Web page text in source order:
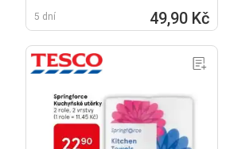
5 dní 49,90 Kč